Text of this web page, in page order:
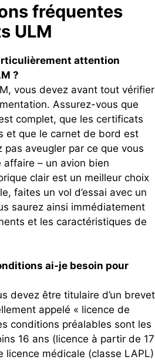
fréquentes
ULM
attention
?
vous devez avant tout vérifier
Assurez-vous que
complet, que les certificats
et que le carnet de bord est
pas aveugler par ce que vous
– un avion bien
clair est un meilleur choix
faites un vol d’essai avec un
saurez ainsi immédiatement
et les caractéristiques de
ai-je besoin pour
devez être titulaire d’un brevet
appelé « licence de
conditions préalables sont les
16 ans (licence à partir de 17
licence médicale (classe LAPL)